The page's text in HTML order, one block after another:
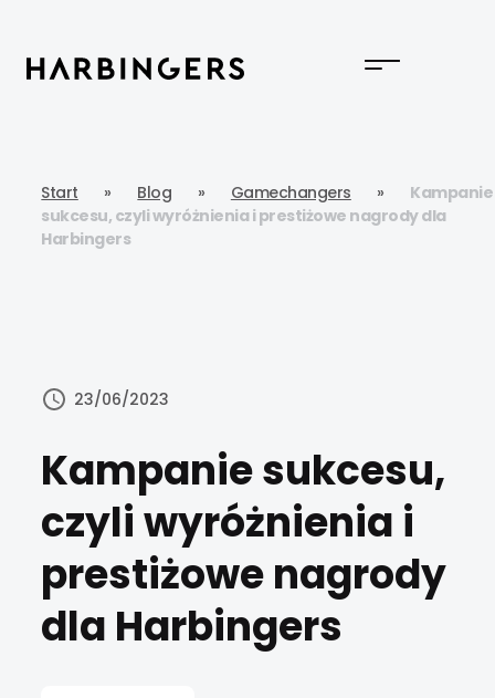
Start » Blog » Gamechangers »
Kampanie
sukcesu, czyli wyróżnienia i prestiżowe nagrody dla
Harbingers
23/06/2023
Kampanie sukcesu,
czyli wyróżnienia i
prestiżowe nagrody
dla Harbingers